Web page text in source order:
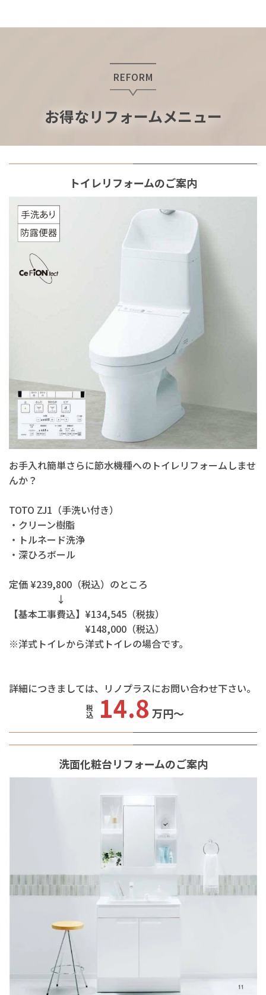
REFORM
お得なリフォームメニュー
トイレリフォームのご案内
お手入れ簡単さらに節水機種へのトイレリフォームしませ
んか？
TOTO ZJ1（手洗い付き）
・クリーン樹脂
・トルネード洗浄
・深ひろボール
定価 ¥239,800（税込）のところ
↓
【基本工事費込】¥134,545（税抜）
¥148,000（税込）
※洋式トイレから洋式トイレの場合です。
詳細につきましては、リノプラスにお問い合わせ下さい。
税込 14.8 万円～
洗面化粧台リフォームのご案内